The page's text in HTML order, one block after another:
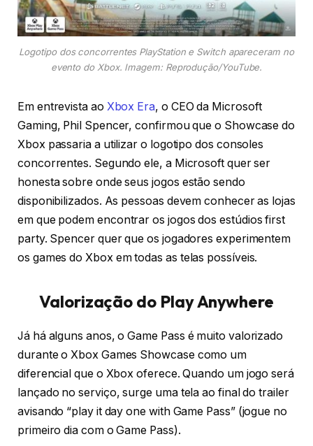
Logotipo dos concorrentes PlayStation e Switch apareceram no
evento do Xbox. Imagem: Reprodução/YouTube.
Em entrevista ao Xbox Era, o CEO da Microsoft
Gaming, Phil Spencer, confirmou que o Showcase do
Xbox passaria a utilizar o logotipo dos consoles
concorrentes. Segundo ele, a Microsoft quer ser
honesta sobre onde seus jogos estão sendo
disponibilizados. As pessoas devem conhecer as lojas
em que podem encontrar os jogos dos estúdios first
party. Spencer quer que os jogadores experimentem
os games do Xbox em todas as telas possíveis.
Valorização do Play Anywhere
Já há alguns anos, o Game Pass é muito valorizado
durante o Xbox Games Showcase como um
diferencial que o Xbox oferece. Quando um jogo será
lançado no serviço, surge uma tela ao final do trailer
avisando “play it day one with Game Pass” (jogue no
primeiro dia com o Game Pass).